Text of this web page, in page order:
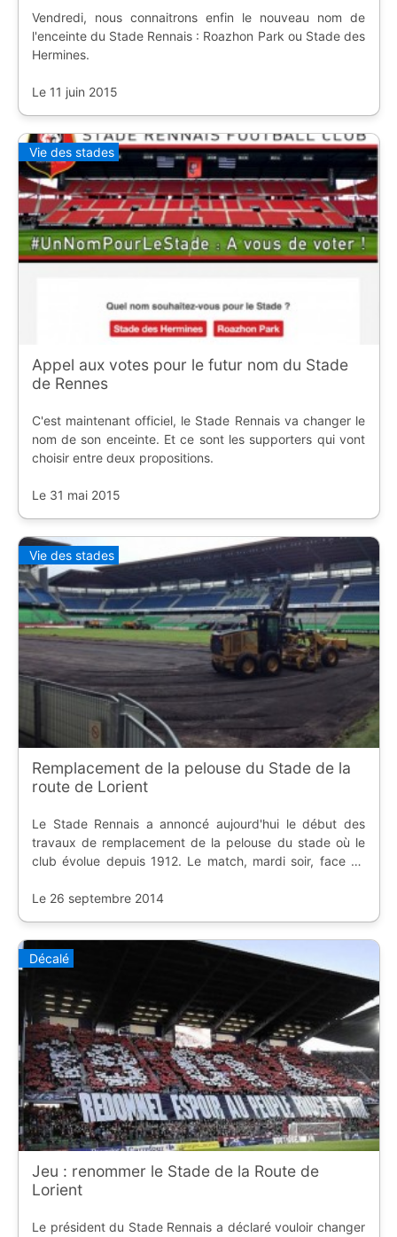
Vendredi, nous connaitrons enfin le nouveau nom de
l'enceinte du Stade Rennais : Roazhon Park ou Stade des
Hermines.
Le 11 juin 2015
Vie des stades
Appel aux votes pour le futur nom du Stade
de Rennes
C'est maintenant officiel, le Stade Rennais va changer le
nom de son enceinte. Et ce sont les supporters qui vont
choisir entre deux propositions.
Le 31 mai 2015
Vie des stades
Remplacement de la pelouse du Stade de la
route de Lorient
Le Stade Rennais a annoncé aujourd'hui le début des
travaux de remplacement de la pelouse du stade où le
club évolue depuis 1912. Le match, mardi soir, face au
était temps d'agir.
Le 26 septembre 2014
Décalé
Jeu : renommer le Stade de la Route de
Lorient
Le président du Stade Rennais a déclaré vouloir changer